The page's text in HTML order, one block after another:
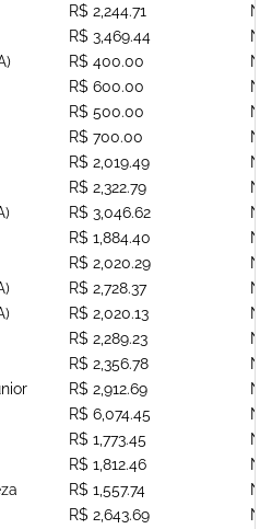
R$ 2,244.71
R$ 3,469.44
R$ 400.00
R$ 600.00
R$ 500.00
R$ 700.00
R$ 2,019.49
R$ 2,322.79
R$ 3,046.62
R$ 1,884.40
R$ 2,020.29
R$ 2,728.37
R$ 2,020.13
R$ 2,289.23
R$ 2,356.78
R$ 2,912.69
R$ 6,074.45
R$ 1,773.45
R$ 1,812.46
R$ 1,557.74
R$ 2,643.69